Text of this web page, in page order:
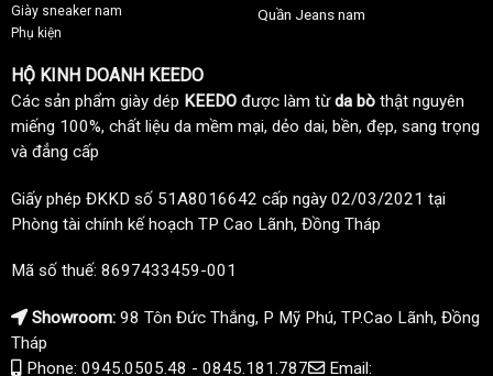
Giày sneaker nam
Phụ kiện
Quần Jeans nam
HỘ KINH DOANH KEEDO
Các sản phẩm giày dép KEEDO được làm từda bò thật nguyên
miếng 100%, chất liệu da mềm mại, dẻo dai, bền, đẹp, sang trọng
và đẳng cấp
Giấy phép ĐKKD số 51A8016642 cấp ngày 02/03/2021 tại
Phòng tài chính kế hoạch TP Cao Lãnh, Đồng Tháp
Mã số thuế: 8697433459-001
Showroom: 98 Tôn Đức Thắng, P Mỹ Phú, TP.Cao Lãnh, Đồng
Tháp
Phone: 0945.0505.48 - 0845.181.787
Email: